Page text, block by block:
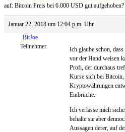
auf: Bitcoin Preis bei 6.000 USD gut aufgehoben?
Januar 22, 2018 um 12:04 p.m. Uhr
BitJoe
Teilnehmer
Ich glaube schon,
vor der Hand weisen
Profi, der durchaus
Kurse sich bei Bitcoin,
Kryptowährungen
Einbrüche.
Ich verlasse mich
behalte sie aber
Aussagen derer, auf